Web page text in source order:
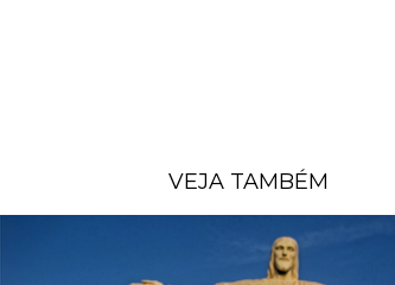
VEJA TAMBÉM